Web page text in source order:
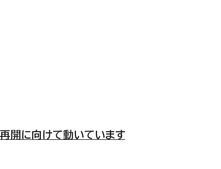
開に向けて動いています